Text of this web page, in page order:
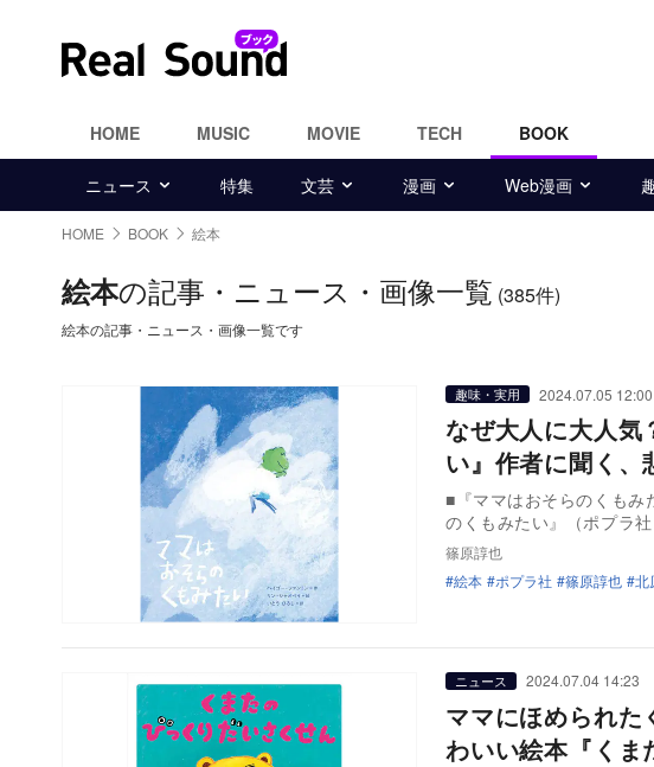
HOME MUSIC MOVIE TECH BOOK
ニュース 特集 文芸 漫画 Web漫画
HOME BOOK 絵本
絵本の記事・ニュース・画像一覧 (385件)
絵本の記事・ニュース・画像一覧です
趣味・実用 2024.07.05 12:00
なぜ大人に大人
い』作者に聞く、
■『ママはおそらのくもみたい』はなぜ人気？ 台
のくもみたい』（ポプラ
篠原諄也
絵本
ポプラ社 篠原諄也 北
ニュース 2024.07.04 14:23
ママにほめられ
わいい絵本『くま